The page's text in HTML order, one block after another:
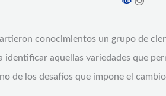
conocimientos un grupo de
identificar aquellas variedades que
de los desafíos que impone el